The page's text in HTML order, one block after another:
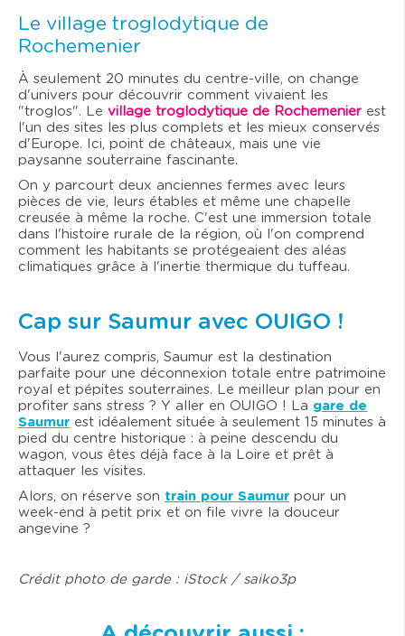
Le village troglodytique de
Rochemenier
À seulement 20 minutes du centre-ville, on change
d'univers pour découvrir comment vivaient les
"troglos". Le village troglodytique de Rochemenier est
l'un des sites les plus complets et les mieux conservés
d'Europe. Ici, point de châteaux, mais une vie
paysanne souterraine fascinante.
On y parcourt deux anciennes fermes avec leurs
pièces de vie, leurs étables et même une chapelle
creusée à même la roche. C'est une immersion totale
dans l'histoire rurale de la région, où l'on comprend
comment les habitants se protégeaient des aléas
climatiques grâce à l'inertie thermique du tuffeau.
Cap sur Saumur avec OUIGO !
Vous l'aurez compris, Saumur est la destination
parfaite pour une déconnexion totale entre patrimoine
royal et pépites souterraines. Le meilleur plan pour en
profiter sans stress ? Y aller en OUIGO ! La gare de
Saumur est idéalement située à seulement 15 minutes à
pied du centre historique : à peine descendu du
wagon, vous êtes déjà face à la Loire et prêt à
attaquer les visites.
Alors, on réserve son train pour Saumur pour un
week-end à petit prix et on file vivre la douceur
angevine ?
Crédit photo de garde : iStock / saiko3p